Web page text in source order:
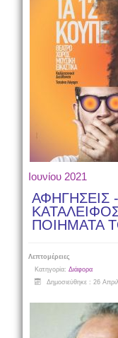
Ιουνίου 2021
ΠΟΙΗΜΑΤΑ
Λεπτομέρειες
Κατηγορία: Διάφορα
Δημοσιεύθηκε : 26